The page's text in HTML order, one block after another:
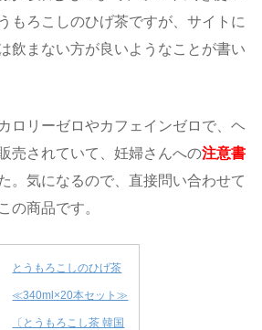
もろこしのひげ茶ですが、サイトに
飲まない方が良いようなことが書い
ロリーゼロやカフェインゼロで、ヘ
売されていて、妊婦さんへの注意書
。気になるので、直接問い合わせて
の商品です。
とうもろこしのひげ茶
≪340ml×20本セット≫
〔とうもろこし茶 韓国